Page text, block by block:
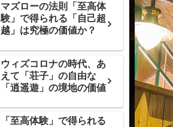
マズローの法則「至高体
験」で得られる「自己超
越」は究極の価値か？
ウィズコロナの時代、あ
えて「荘子」の自由な
「逍遥遊」の境地の価値
「至高体験」で得られる